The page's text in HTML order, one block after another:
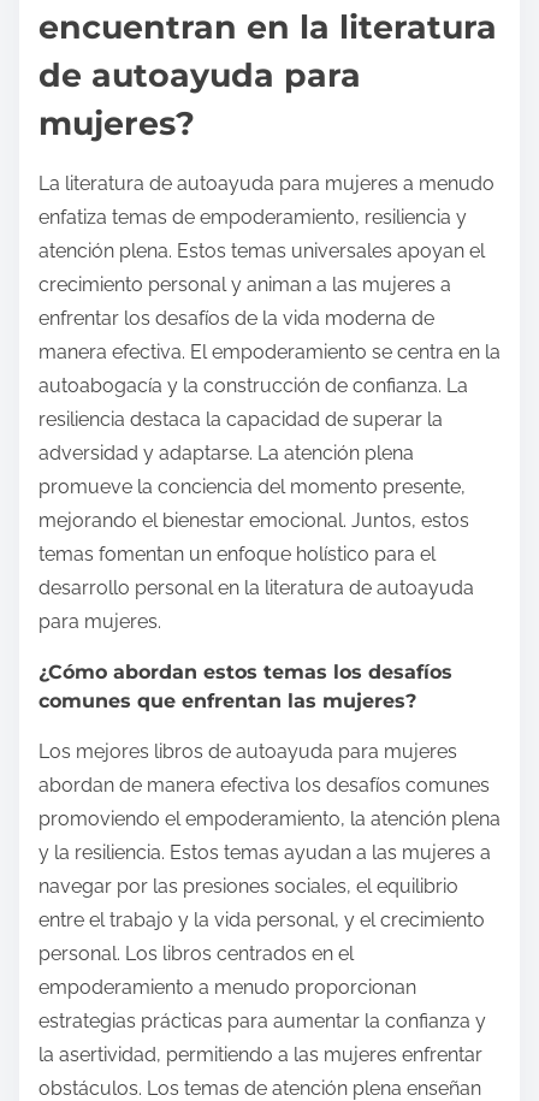
encuentran en la literatura
de autoayuda para
mujeres?
La literatura de autoayuda para mujeres a menudo
enfatiza temas de empoderamiento, resiliencia y
atención plena. Estos temas universales apoyan el
crecimiento personal y animan a las mujeres a
enfrentar los desafíos de la vida moderna de
manera efectiva. El empoderamiento se centra en la
autoabogacía y la construcción de confianza. La
resiliencia destaca la capacidad de superar la
adversidad y adaptarse. La atención plena
promueve la conciencia del momento presente,
mejorando el bienestar emocional. Juntos, estos
temas fomentan un enfoque holístico para el
desarrollo personal en la literatura de autoayuda
para mujeres.
¿Cómo abordan estos temas los desafíos
comunes que enfrentan las mujeres?
Los mejores libros de autoayuda para mujeres
abordan de manera efectiva los desafíos comunes
promoviendo el empoderamiento, la atención plena
y la resiliencia. Estos temas ayudan a las mujeres a
navegar por las presiones sociales, el equilibrio
entre el trabajo y la vida personal, y el crecimiento
personal. Los libros centrados en el
empoderamiento a menudo proporcionan
estrategias prácticas para aumentar la confianza y
la asertividad, permitiendo a las mujeres enfrentar
obstáculos. Los temas de atención plena enseñan